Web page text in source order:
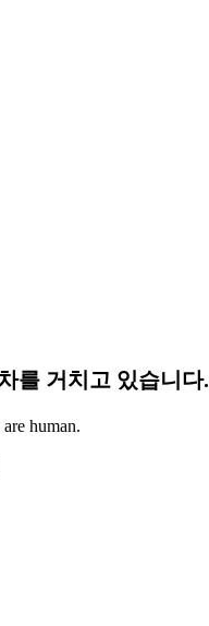
를 거치고 있습니다.
human.